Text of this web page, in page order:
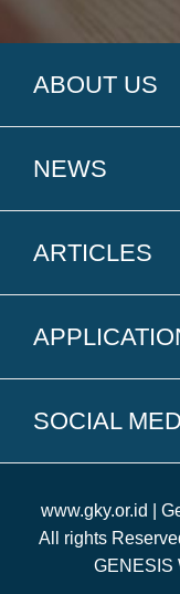
ABOUT US
NEWS
ARTICLES
SOCIAL
www.gky.or.id |
All rights
GENESIS